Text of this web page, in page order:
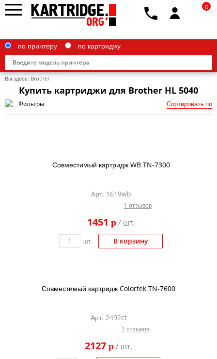
Konica Minolta
по принтеру по картриджу
0
Вы здесь: Brother
Купить картриджи для Brother HL 5040
Фильтры Сортировать по
Совместимый картридж WB TN-7300
Арт. 1619wb
1 отзывов
1451 p/ шт.
шт. В корзину
Совместимый картридж Colortek TN-7600
Арт. 2492ct
1 отзывов
2127 p/ шт.